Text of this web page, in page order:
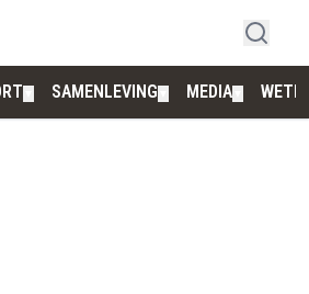
SAMENLEVING MEDIA